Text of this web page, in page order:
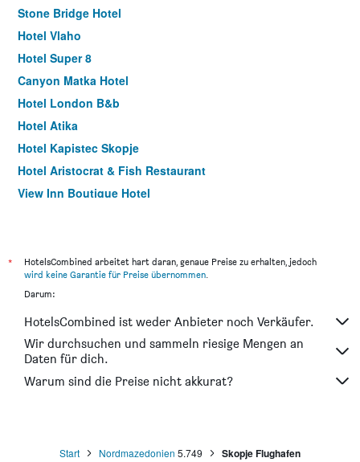
Stone Bridge Hotel
Hotel Vlaho
Hotel Super 8
Canyon Matka Hotel
Hotel London B&b
Hotel Atika
Hotel Kapistec Skopje
Hotel Aristocrat & Fish Restaurant
View Inn Boutique Hotel
*
HotelsCombined arbeitet hart daran, genaue Preise zu erhalten, jedoch
wird keine Garantie für Preise übernommen.
Darum:
HotelsCombined ist weder Anbieter noch Verkäufer.
Wir durchsuchen und sammeln riesige Mengen an
Daten für dich.
Warum sind die Preise nicht akkurat?
Start Nordmazedonien 5.749 Skopje Flughafen